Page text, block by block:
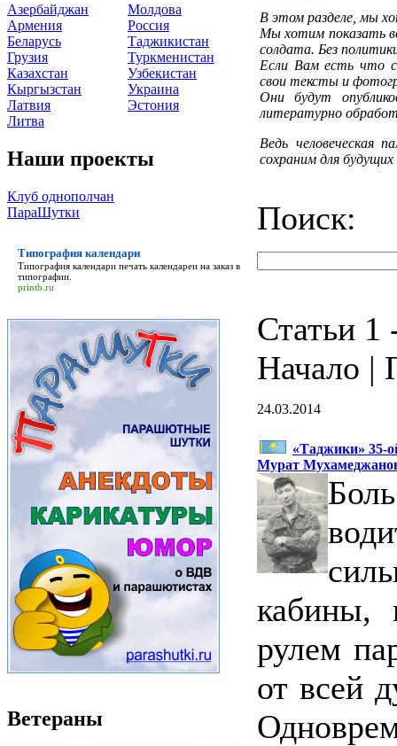
Азербайджан
Армения
Беларусь
Грузия
Казахстан
Кыргызстан
Латвия
Литва
Молдова
Россия
Таджикистан
Туркменистан
Узбекистан
Украина
Эстония
Наши проекты
Клуб однополчан
ПараШутки
Типография календари
Типография календарипечать календареи на заказ в
типографии.
printb.ru
Ветераны
В этом разделе, мы
Мы хотим показать
солдата. Без
Если Вам есть что
свои тексты и
Они будут
литературно
Ведь человеческая
сохраним для
Поиск:
Статьи 1
Начало |
24.03.2014
«Таджики» 35-
Мурат
кабины,
рулем
от всей